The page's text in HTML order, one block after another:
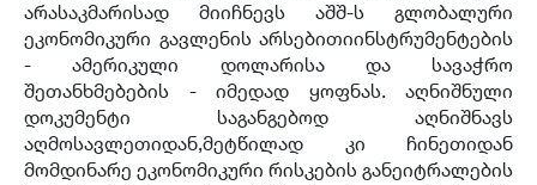
არასაკმარისად მიიჩნევს აშშ-ს გლობალური
ეკონომიკური გავლენის არსებითიინსტრუმენტების
- ამერიკული დოლარისა და სავაჭრო
შეთანხმებების - იმედად ყოფნას. აღნიშნული
დოკუმენტი საგანგებოდ აღნიშნავს
აღმოსავლეთიდან,მეტწილად კი ჩინეთიდან
მომდინარე ეკონომიკური რისკების განეიტრალების